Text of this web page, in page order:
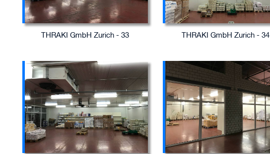
THRAKI GmbH Zurich - 33 THRAKI GmbH Zurich - 34